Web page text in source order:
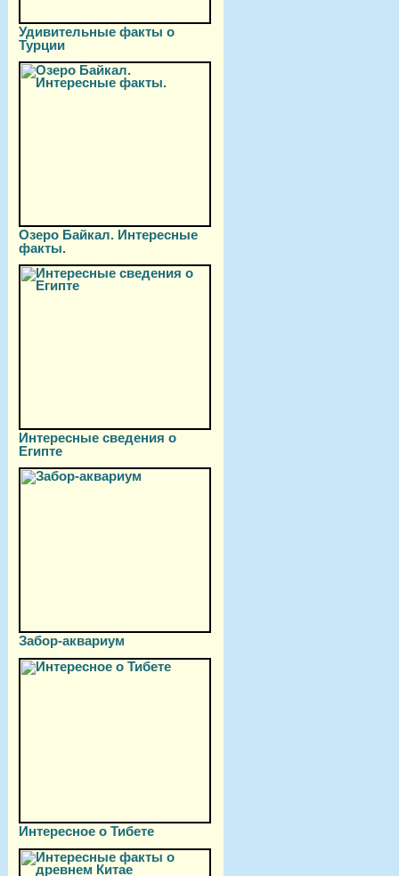
Удивительные факты о
Турции
Озеро Байкал. Интересные
факты.
Интересные сведения о
Египте
Забор-аквариум
Интересное о Тибете